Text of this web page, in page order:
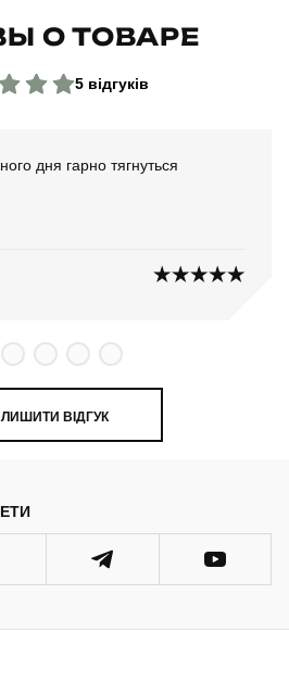
О ТОВАРЕ
5 відгуків
дня гарно тягнуться
ВІДГУК